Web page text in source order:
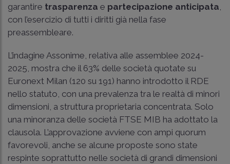
garantire trasparenza e partecipazione anticipata,
con l’esercizio di tutti i diritti già nella fase
preassembleare.
L’indagine Assonime, relativa alle assemblee 2024-
2025, mostra che il 63% delle società quotate su
Euronext Milan (120 su 191) hanno introdotto il RDE
nello statuto, con una prevalenza tra le realtà di minori
dimensioni, a struttura proprietaria concentrata. Solo
una minoranza delle società FTSE MIB ha adottato la
clausola. L’approvazione avviene con ampi quorum
favorevoli, anche se alcune proposte sono state
respinte soprattutto nelle società di grandi dimensioni